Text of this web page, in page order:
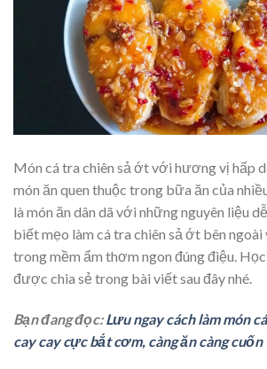
Món cá tra chiên sả ớt với hương vị hấp
món ăn quen thuộc trong bữa ăn của
là món ăn dân dã với những nguyên liệu
biết mẹo làm cá tra chiên sả ớt bên ngoài
trong mềm ẩm thơm ngon đúng điệu.
được chia sẻ trong bài viết sau đây nhé.
Bạn đang đọc:Lưu ngay cách làm món
cay cay cực bắt cơm, càng ăn càng cuốn